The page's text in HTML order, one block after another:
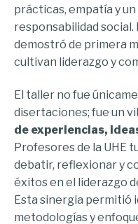
prácticas, empatía y
responsabilidad
demostró de primera
cultivan liderazgo y
El taller no fue
disertaciones; fue un
de experiencias,
Profesores de la UHE
debatir, reflexionar y
éxitos en el liderazgo
Esta sinergia permitió
metodologías y